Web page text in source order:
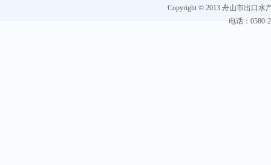
Copyright © 2013 舟山市出口水
电话：0580-